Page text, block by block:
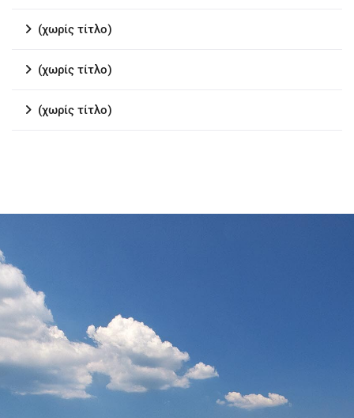
(χωρίς τίτλο)
(χωρίς τίτλο)
(χωρίς τίτλο)